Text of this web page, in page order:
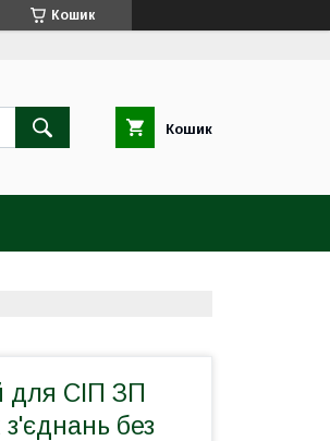
Кошик
Кошик
для СІП ЗП
без